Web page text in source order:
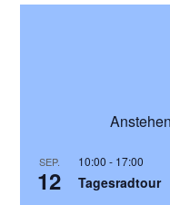
SEP.
12
10:00 - 17:00
Tagesradtour